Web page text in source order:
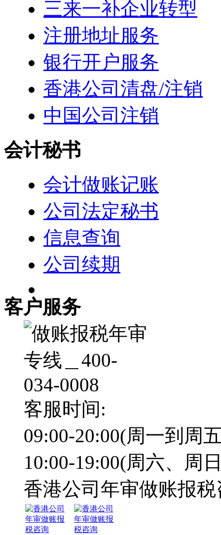
三来一补企业转型
注册地址服务
银行开户服务
香港公司清盘/注销
中国公司注销
会计秘书
会计做账记账
公司法定秘书
信息查询
公司续期
客户服务
客服时间:
09:00-20:00(周一到周
10:00-19:00(周六、周
香港公司年审做账报税